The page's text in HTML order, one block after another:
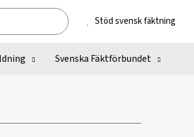
Stöd svensk fäktning
Svenska Fäktförbundet